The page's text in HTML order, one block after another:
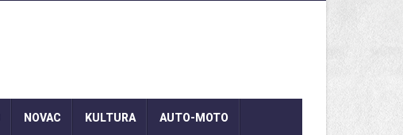
NOVAC KULTURA AUTO-MOTO